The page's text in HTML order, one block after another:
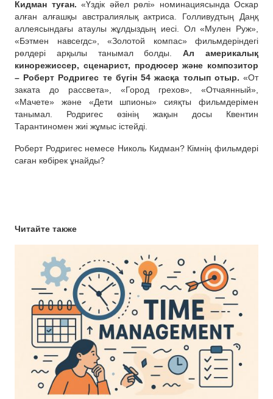
Кидман туған. «Үздік әйел рөлі» номинациясында Оскар
алған алғашқы австралиялық актриса. Голливудтың Даңқ
аллеясындағы атаулы жұлдыздың иесі. Ол «Мулен Руж»,
«Бэтмен навсегдс», «Золотой компас» фильмдеріндегі
рөлдері арқылы танымал болды.Ал америкалық
кинорежиссер, сценарист, продюсер және композитор
– Роберт Родригес те бүгін 54 жасқа толып отыр. «От
заката до рассвета», «Город грехов», «Отчаянный»,
«Мачете» және «Дети шпионы» сияқты фильмдерімен
танымал. Родригес өзінің жақын досы Квентин
Тарантиномен жиі жұмыс істейді.
Роберт Родригес немесе Николь Кидман? Кімнің фильмдері
саған көбірек ұнайды?
Читайте также